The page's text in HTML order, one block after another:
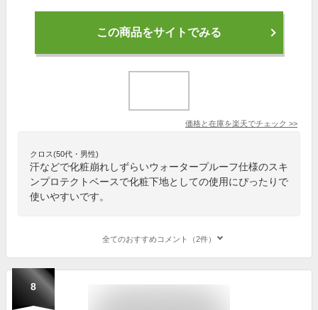
この商品をサイトでみる
価格と在庫を楽天でチェック >>
クロス(50代・男性)
汗などで化粧崩れしずらいウォータープルーフ仕様のスキ
ンプロテクトベースで化粧下地としての使用にぴったりで
使いやすいです。
全てのおすすめコメント（2件）
8